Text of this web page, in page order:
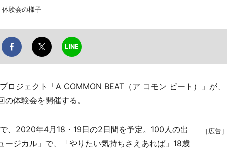
験会の様子
ジェクト「A COMMON BEAT（ア コモン ビート）」が、
体験会を開催する。
［広告］
、2020年4月18・19日の2日間を予定。100人の出
ジカル」で、「やりたい気持ちさえあれば」18歳